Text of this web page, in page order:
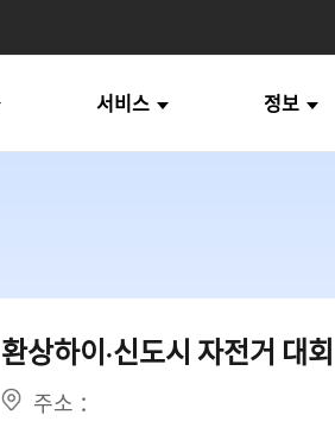
서비스 정보
환상하이·신도시 자전거 대회
주소 ：